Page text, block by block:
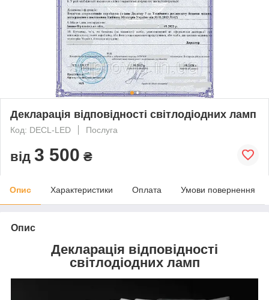
Декларація відповідності світлодіодних ламп
Код: DECL-LED Послуга
від 3 500 ₴
Опис Характеристики Оплата Умови повернення
Опис
Декларація відповідності
світлодіодних ламп